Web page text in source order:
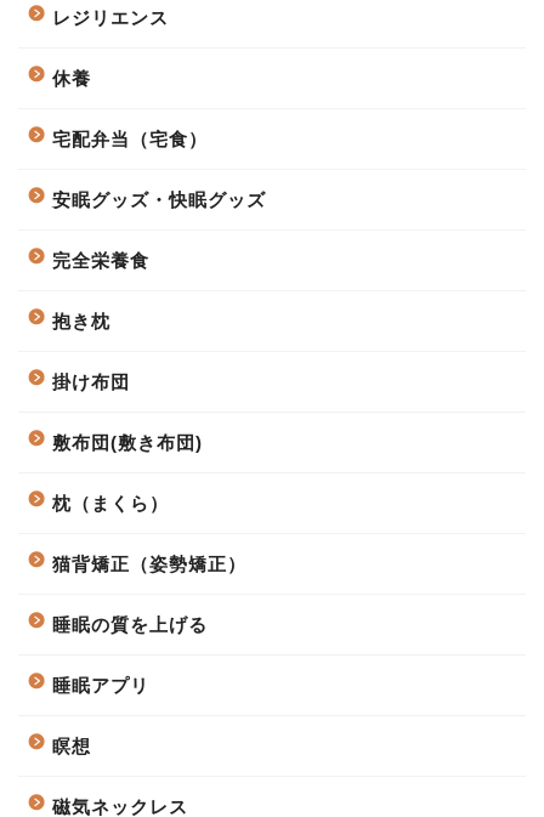
レジリエンス
休養
宅配弁当（宅食）
安眠グッズ・快眠グッズ
完全栄養食
抱き枕
掛け布団
敷布団(敷き布団)
枕（まくら）
猫背矯正（姿勢矯正）
睡眠の質を上げる
睡眠アプリ
瞑想
磁気ネックレス